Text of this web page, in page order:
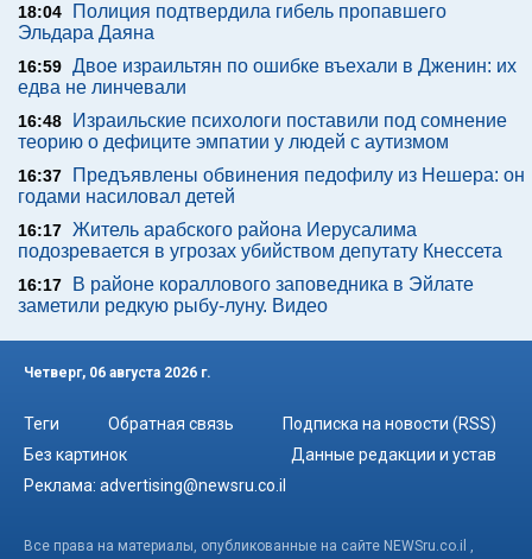
18:04
Полиция подтвердила гибель пропавшего
Эльдара Даяна
16:59 Двое израильтян по ошибке въехали в Дженин: их
едва не линчевали
16:48
Израильские психологи поставили под сомнение
теорию о дефиците эмпатии у людей с аутизмом
16:37
Предъявлены обвинения педофилу из Нешера: он
годами насиловал детей
16:17 Житель арабского района Иерусалима
подозревается в угрозах убийством депутату Кнессета
16:17
В районе кораллового заповедника в Эйлате
заметили редкую рыбу-луну. Видео
Четверг, 06 августа 2026 г.
Теги Обратная связь
Подписка на новости (RSS)
Без картинок
Данные редакции и устав
Реклама: advertising@newsru.co.il
Все права на материалы, опубликованные на сайте NEWSru.co.il ,